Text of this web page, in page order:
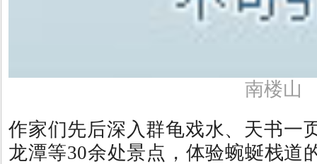
南楼山
作家们先后深入群龟戏水、天书一
龙潭等30余处景点，体验蜿蜒栈道